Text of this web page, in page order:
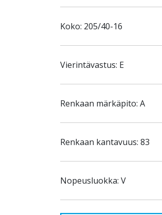
Koko: 205/40-16
Vierintävastus: E
Renkaan märkäpito: A
Renkaan kantavuus: 83
Nopeusluokka: V